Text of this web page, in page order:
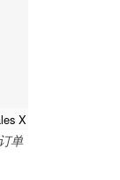
X
单